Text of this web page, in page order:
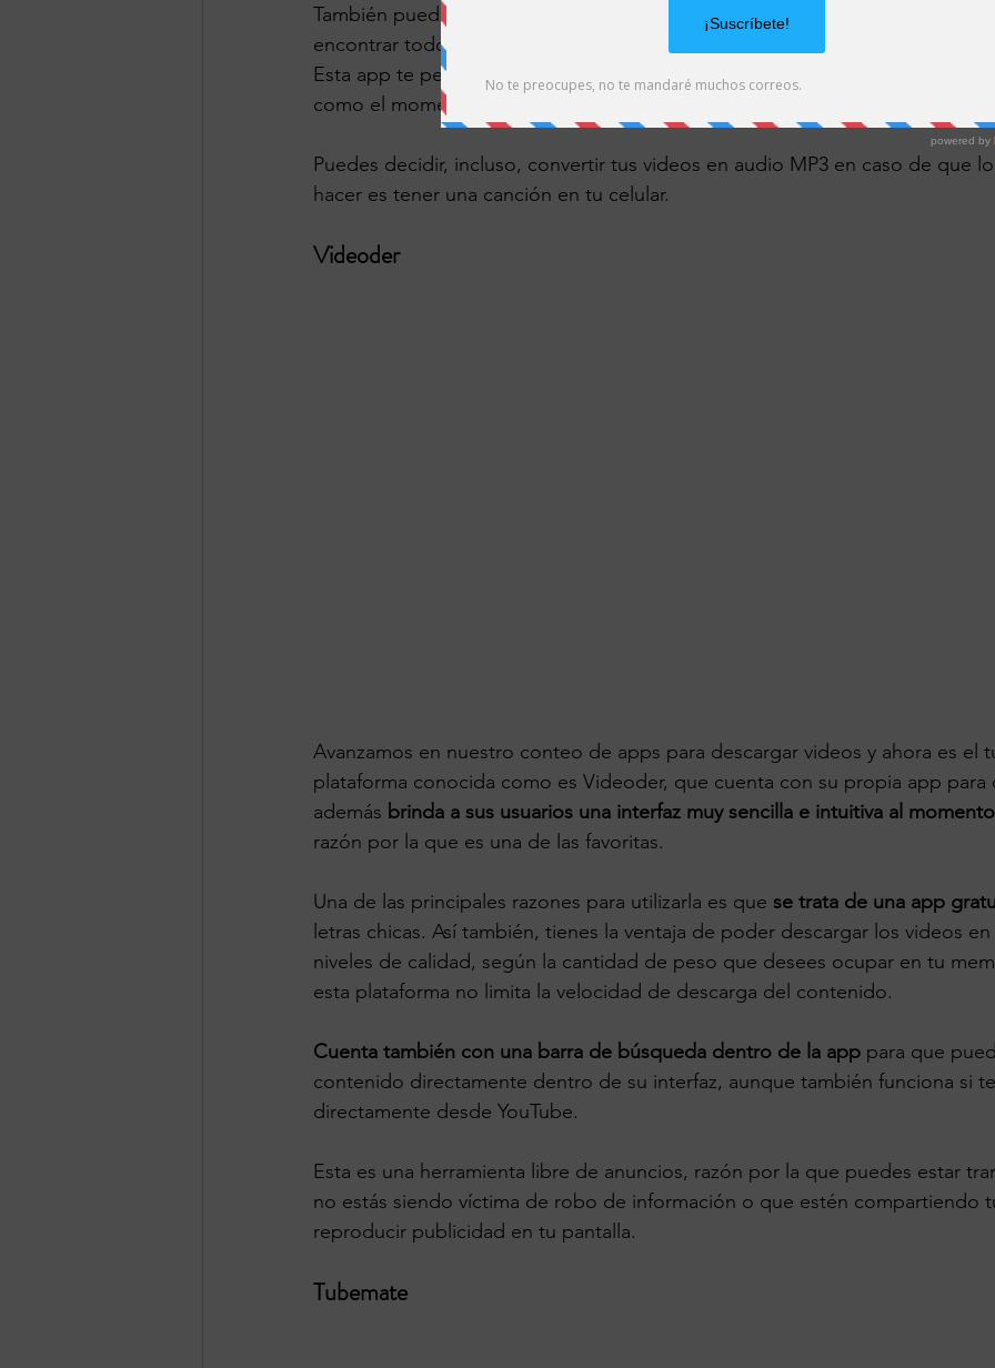
También puedes buscar directamente desde el buscador de la aplicación
,
encontrar todo tipo de contenido a través de palabras claves que facilitarán
Esta app te permite conocer el progreso concreto de tu descarga en todo
como el momento en el que se haya completado.
Puedes decidir, incluso, convertir tus videos en audio MP3 en caso de que
hacer es tener una canción en tu celular.
Videoder
Avanzamos en nuestro conteo de apps para descargar videos y ahora es el
plataforma conocida como es Videoder, que cuenta con su propia app para
además brinda a sus usuarios una interfaz muy sencilla e intuitiva al
razón por la que es una de las favoritas.
Una de las principales razones para utilizarla es que se trata de una app
letras chicas. Así también, tienes la ventaja de poder descargar los videos
niveles de calidad, según la cantidad de peso que desees ocupar en tu
esta plataforma no limita la velocidad de descarga del contenido.
Cuenta también con una barra de búsqueda dentro de la app para que
contenido directamente dentro de su interfaz, aunque también funciona si
directamente desde YouTube.
Esta es una herramienta libre de anuncios, razón por la que puedes estar
no estás siendo víctima de robo de información o que estén compartiendo
reproducir publicidad en tu pantalla.
Tubemate